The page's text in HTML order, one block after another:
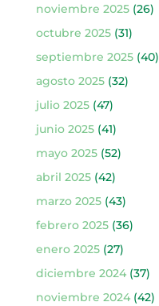
noviembre 2025(26)
octubre 2025(31)
septiembre 2025(40)
agosto 2025(32)
julio 2025(47)
junio 2025(41)
mayo 2025(52)
abril 2025(42)
marzo 2025(43)
febrero 2025(36)
enero 2025(27)
diciembre 2024(37)
noviembre 2024(42)